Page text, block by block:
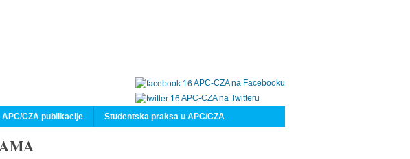
APC-CZA na Facebooku
APC-CZA na Twitteru
APC/CZA publikacije Studentska praksa u APC/CZA